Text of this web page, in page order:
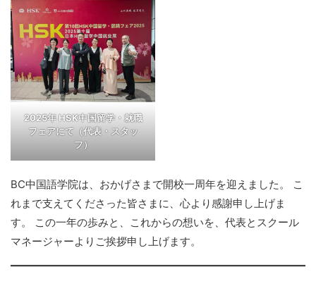
2025年 HSK中国留学・就職
フェアにて（代表・スタッ
フ）
BC中国語学院は、おかげさまで開校一周年を迎えました。 こ
れまで支えてくださった皆さまに、心より感謝申し上げま
す。 この一年の歩みと、これからの想いを、代表とスクール
マネージャーよりご挨拶申し上げます。